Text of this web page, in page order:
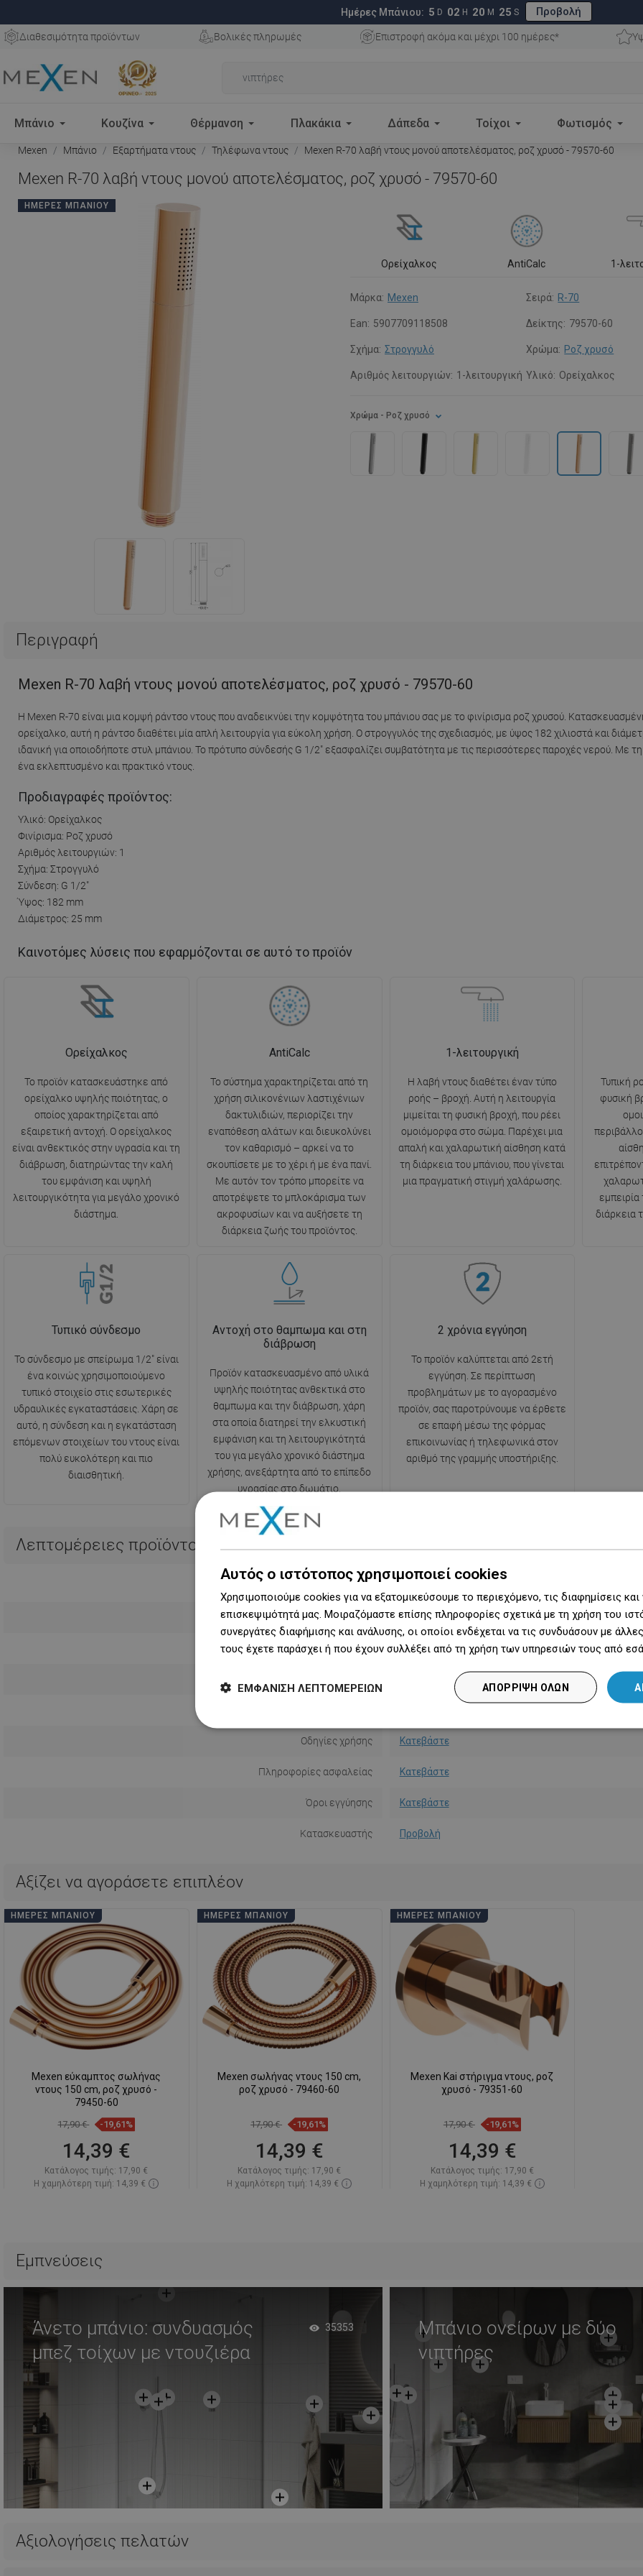
Ημέρες Μπάνιου: 5 D 02 H 20 M 24 S Προβολή
Διαθεσιμότητα προϊόντων Βολικές πληρωμές Επιστροφή ακόμα και μέχρι 100 ημέρες*
Μπάνιο Κουζίνα Θέρμανση Πλακάκια Δάπεδα Τοίχοι Φωτισμός
Mexen Μπάνιο Εξαρτήματα ντους Τηλέφωνα ντους Mexen R-70 λαβή ντους μονού αποτελέσματος, ροζ χρυσό - 79570-60
Mexen R-70 λαβή ντους μονού αποτελέσματος, ροζ χρυσό - 79570-60
ΗΜΈΡΕΣ ΜΠΆΝΙΟΥ
Ορείχαλκος AntiCalc 1-
Μάρκα: Mexen Σειρά: R-70
Ean: 5907709118508 Δείκτης: 79570-60
Σχήμα: Στρογγυλό Χρώμα: Ροζ χρυσό
Αριθμός λειτουργιών: 1-λειτουργική Υλικό: Ορείχαλκος
Χρώμα - Ροζ χρυσό
Περιγραφή
Mexen R-70 λαβή ντους μονού αποτελέσματος, ροζ χρυσό - 79570-60
Η Mexen R-70 είναι μια κομψή ράντσο ντους που αναδεικνύει την κομψότητα του μπάνιου σας με το φινίρισμα ροζ χρυσού.
ορείχαλκο, αυτή η ράντσο διαθέτει μία απλή λειτουργία για εύκολη χρήση. Ο στρογγυλός της σχεδιασμός, με ύψος 182 χιλιοστά και
ιδανική για οποιοδήποτε στυλ μπάνιου. Το πρότυπο σύνδεσής G 1/2" εξασφαλίζει συμβατότητα με τις περισσότερες παροχές νερού. Με
ένα εκλεπτυσμένο και πρακτικό ντους.
Προδιαγραφές προϊόντος:
Υλικό: Ορείχαλκος
Φινίρισμα: Ροζ χρυσό
Αριθμός λειτουργιών: 1
Σχήμα: Στρογγυλό
Σύνδεση: G 1/2"
Ύψος: 182 mm
Διάμετρος: 25 mm
Καινοτόμες λύσεις που εφαρμόζονται σε αυτό το προϊόν
Ορείχαλκος
Το προϊόν κατασκευάστηκε από
ορείχαλκο υψηλής ποιότητας, ο
οποίος χαρακτηρίζεται από
εξαιρετική αντοχή. Ο ορείχαλκος
είναι ανθεκτικός στην υγρασία και τη
διάβρωση, διατηρώντας την καλή
του εμφάνιση και υψηλή
λειτουργικότητα για μεγάλο χρονικό
διάστημα.
AntiCalc
Το σύστημα χαρακτηρίζεται από τη
χρήση σιλικονένιων λαστιχένιων
δακτυλιδιών, περιορίζει την
εναπόθεση αλάτων και διευκολύνει
τον καθαρισμό – αρκεί να το
σκουπίσετε με το χέρι ή με ένα πανί.
Με αυτόν τον τρόπο μπορείτε να
αποτρέψετε το μπλοκάρισμα των
ακροφυσίων και να αυξήσετε τη
διάρκεια ζωής του προϊόντος.
1-λειτουργική
Η λαβή ντους διαθέτει έναν τύπο
ροής – βροχή. Αυτή η λειτουργία
μιμείται τη φυσική βροχή, που ρέει
ομοιόμορφα στο σώμα. Παρέχει μια
απαλή και χαλαρωτική αίσθηση κατά
τη διάρκεια του μπάνιου, που γίνεται
μια πραγματική στιγμή χαλάρωσης.
Τυπική
φυσική
διάρκεια
Τυπικό σύνδεσμο
Το σύνδεσμο με σπείρωμα 1/2" είναι
ένα κοινώς χρησιμοποιούμενο
τυπικό στοιχείο στις εσωτερικές
υδραυλικές εγκαταστάσεις. Χάρη σε
αυτό, η σύνδεση και η εγκατάσταση
επόμενων στοιχείων του ντους είναι
πολύ ευκολότερη και πιο
διαισθητική.
Αντοχή στο θαμπωμα και στη
διάβρωση
Προϊόν κατασκευασμένο από υλικά
υψηλής ποιότητας ανθεκτικά στο
θαμπωμα και την διάβρωση, χάρη
στα οποία διατηρεί την ελκυστική
εμφάνιση και τη λειτουργικότητά
του για μεγάλο χρονικό διάστημα
χρήσης, ανεξάρτητα από το επίπεδο
υγρασίας στο δωμάτιο.
2 χρόνια εγγύηση
Το προϊόν καλύπτεται από 2ετή
εγγύηση. Σε περίπτωση
προβλημάτων με το αγορασμένο
προϊόν, σας παροτρύνουμε να έρθετε
σε επαφή μέσω της φόρμας
επικοινωνίας ή τηλεφωνικά στον
αριθμό της γραμμής υποστήριξης.
Λεπτομέρειες προϊόντος
Χρώμα Ροζ χρυσό
Υλικό Ορείχαλκος
Οδηγίες χρήσης Κατεβάστε
Πληροφορίες ασφαλείας Κατεβάστε
Όροι εγγύησης Κατεβάστε
Κατασκευαστής Προβολή
Αξίζει να αγοράσετε επιπλέον
ΗΜΈΡΕΣ ΜΠΆΝΙΟΥ
Mexen εύκαμπτος σωλήνας
ντους 150 cm, ροζ χρυσό -
79450-60
17,90 € -19,61%
14,39 €
Κατάλογος τιμής: 17,90 €
Η χαμηλότερη τιμή: 14,39 €
ΗΜΈΡΕΣ ΜΠΆΝΙΟΥ
Mexen σωλήνας ντους 150 cm,
ροζ χρυσό - 79460-60
17,90 € -19,61%
14,39 €
Κατάλογος τιμής: 17,90 €
Η χαμηλότερη τιμή: 14,39 €
ΗΜΈΡΕΣ ΜΠΆΝΙΟΥ
Mexen Kai στήριγμα ντους, ροζ
χρυσό - 79351-60
17,90 € -19,61%
14,39 €
Κατάλογος τιμής: 17,90 €
Η χαμηλότερη τιμή: 14,39 €
Εμπνεύσεις
Άνετο μπάνιο: συνδυασμός
μπεζ τοίχων με ντουζιέρα
35353
Μπάνιο ονείρων με δύο
νιπτήρες
Αξιολογήσεις πελατών
Αυτός ο ιστότοπος χρησιμοποιεί cookies
Χρησιμοποιούμε cookies για να εξατομικεύσουμε το περιεχόμενο, τις διαφημίσεις
επισκεψιμότητά μας. Μοιραζόμαστε επίσης πληροφορίες σχετικά με τη χρήση του
συνεργάτες διαφήμισης και ανάλυσης, οι οποίοι ενδέχεται να τις συνδυάσουν με
τους έχετε παράσχει ή που έχουν συλλέξει από τη χρήση των υπηρεσιών τους από
ΑΠΌΡΡΙΨΗ ΌΛΩΝ
ΕΜΦΆΝΙΣΗ ΛΕΠΤΟΜΕΡΕΙΏΝ